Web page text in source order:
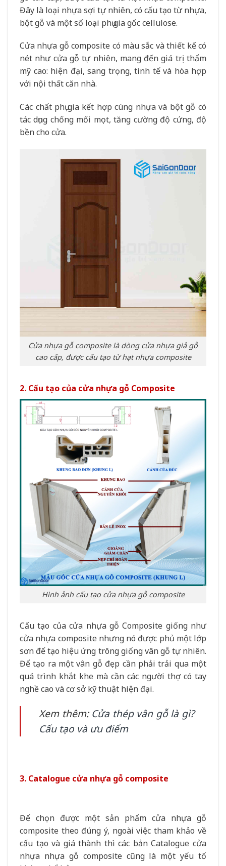
Đây là loại nhựa sợi tự nhiên, có cấu tạo từ nhựa,
bột gỗ và một số loại phụ gia gốc cellulose.
Cửa nhựa gỗ composite có màu sắc và thiết kế có
nét như cửa gỗ tự nhiên, mang đến giá trị thẩm
mỹ cao: hiện đại, sang trọng, tinh tế và hòa hợp
với nội thất căn nhà.
Các chất phụ gia kết hợp cùng nhựa và bột gỗ có
tác dụng chống mối mọt, tăng cường độ cứng, độ
bền cho cửa.
Cửa nhựa gỗ composite là dòng cửa nhựa giả gỗ
cao cấp, được cấu tạo từ hạt nhựa composite
2. Cấu tạo của cửa nhựa gỗ Composite
Hình ảnh cấu tạo cửa nhựa gỗ composite
Cấu tạo của cửa nhựa gỗ Composite giống như
cửa nhựa composite nhưng nó được phủ một lớp
sơn để tạo hiệu ứng trông giống vân gỗ tự nhiên.
Để tạo ra một vân gỗ đẹp cần phải trải qua một
quá trình khắt khe mà cần các người thợ có tay
nghề cao và cơ sở kỹ thuật hiện đại.
Xem thêm: Cửa thép vân gỗ là gì?
Cấu tạo và ưu điểm
3. Catalogue cửa nhựa gỗ composite
Để chọn được một sản phẩm cửa nhựa gỗ
composite theo đúng ý, ngoài việc tham khảo về
cấu tạo và giá thành thì các bản Catalogue cửa
nhựa nhựa gỗ composite cũng là một yếu tố